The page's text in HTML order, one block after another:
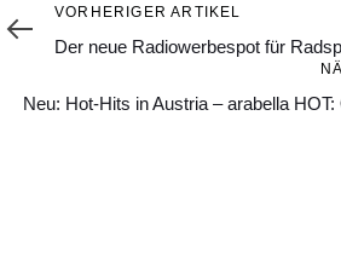
Vorheriger
Artikel
VORHERIGER ARTIKEL
Der neue Radiowerbespot für
Artikel
Neu: Hot-Hits in Austria – arabella